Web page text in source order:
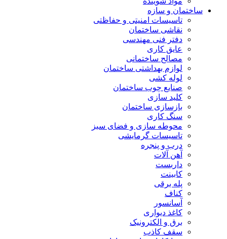
ساختمان و سازه
تاسیسات امنیتی و حفاظتی
نقاشی ساختمان
دفتر فنی مهندسی
عایق کاری
مصالح ساختمانی
لوازم بهداشتی ساختمان
لوله کشی
صنایع چوب ساختمان
کلید سازی
بازسازی ساختمان
سنگ کاری
محوطه سازی و فضای سبز
تاسیسات گرمایشی
درب و پنجره
آهن آلات
داربست
کابینت
پله برقی
کناف
آسانسور
کاغذ دیواری
برق و الکترونیک
سقف کاذب